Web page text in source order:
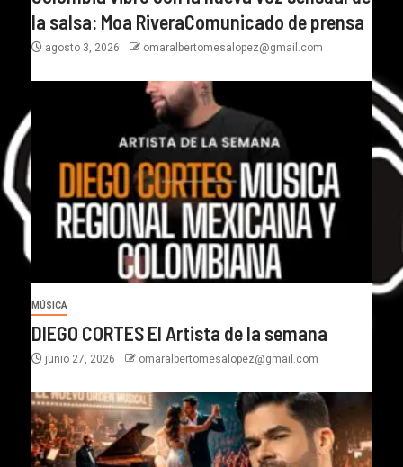
la salsa: Moa RiveraComunicado de prensa
agosto 3, 2026 omaralbertomesalopez@gmail.com
MÚSICA
DIEGO CORTES El Artista de la semana
junio 27, 2026 omaralbertomesalopez@gmail.com